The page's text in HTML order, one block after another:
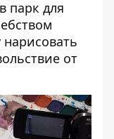
парк для
от